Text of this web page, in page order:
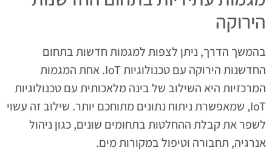
הירוקה
בהמשך הדרך, ניתן לצפות למגמות חדשות בתחום
החדשנות הירוקה עם טכנולוגיות IoT. אחת המגמות
המרכזיות היא השילוב של בינה מלאכותית עם טכנולוגיות
IoT, שמאפשרת ניתוח נתונים מתוחכם יותר. שילוב זה עשוי
לשפר את קבלת ההחלטות בתחומים שונים, כגון ניהול
אנרגיה, תחבורה וטיפול במקורות מים.